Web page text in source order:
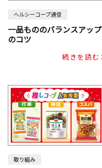
ヘルシーコープ通信
一品もののバランスアップ
のコツ
続きを読む
取り組み